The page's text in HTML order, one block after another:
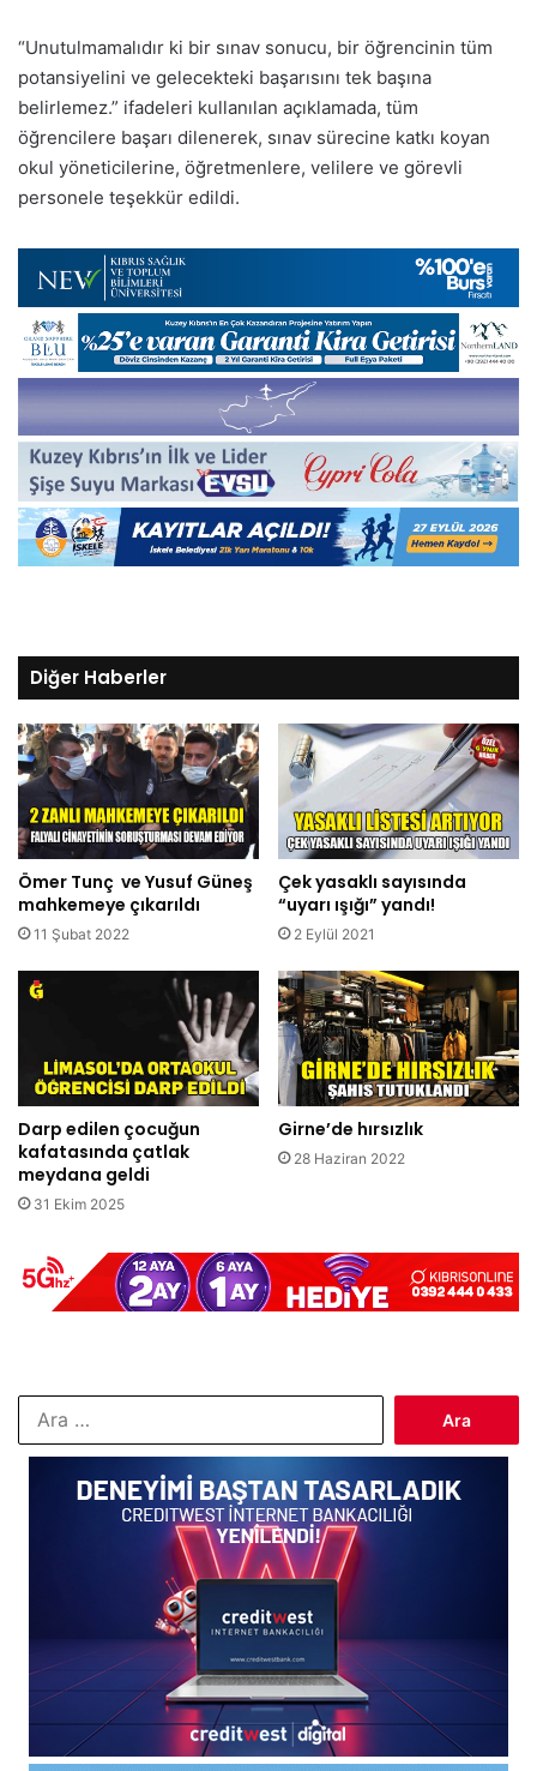
“Unutulmamalıdır ki bir sınav sonucu, bir öğrencinin tüm
potansiyelini ve gelecekteki başarısını tek başına
belirlemez.” ifadeleri kullanılan açıklamada, tüm
öğrencilere başarı dilenerek, sınav sürecine katkı koyan
okul yöneticilerine, öğretmenlere, velilere ve görevli
personele teşekkür edildi.
Diğer Haberler
Ömer Tunç ve Yusuf Güneş
mahkemeye çıkarıldı
11 Şubat 2022
Çek yasaklı sayısında
“uyarı ışığı” yandı!
2 Eylül 2021
Darp edilen çocuğun
kafatasında çatlak
meydana geldi
31 Ekim 2025
Girne’de hırsızlık
28 Haziran 2022